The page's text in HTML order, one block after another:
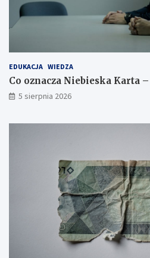
EDUKACJA WIEDZA
Co oznacza Niebieska Karta
5 sierpnia 2026